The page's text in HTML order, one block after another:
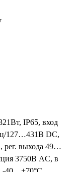
IP65, вход
127…431В DC,
выхода 49…
3750В AC, в